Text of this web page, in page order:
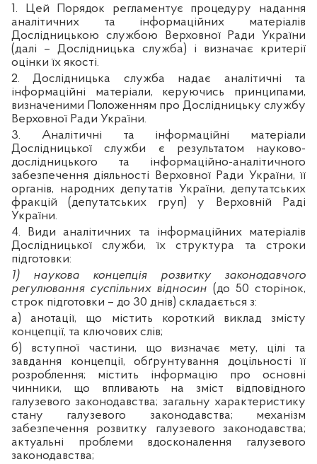
1. Цей Порядок регламентує процедуру надання
аналітичних та інформаційних матеріалів
Дослідницькою службою Верховної Ради України
(далі – Дослідницька служба) і визначає критерії
оцінки їх якості.
2. Дослідницька служба надає аналітичні та
інформаційні матеріали, керуючись принципами,
визначеними Положенням про Дослідницьку службу
Верховної Ради України.
3. Аналітичні та інформаційні матеріали
Дослідницької служби є результатом науково-
дослідницького та інформаційно-аналітичного
забезпечення діяльності Верховної Ради України, її
органів, народних депутатів України, депутатських
фракцій (депутатських груп) у Верховній Раді
України.
4. Види аналітичних та інформаційних матеріалів
Дослідницької служби, їх структура та строки
підготовки:
1) наукова концепція розвитку законодавчого
регулювання суспільних відносин (до 50 сторінок,
строк підготовки – до 30 днів) складається з:
а) анотації, що містить короткий виклад змісту
концепції, та ключових слів;
б) вступної частини, що визначає мету, цілі та
завдання концепції, обґрунтування доцільності її
розроблення; містить інформацію про основні
чинники, що впливають на зміст відповідного
галузевого законодавства; загальну характеристику
стану галузевого законодавства; механізм
забезпечення розвитку галузевого законодавства;
актуальні проблеми вдосконалення галузевого
законодавства;